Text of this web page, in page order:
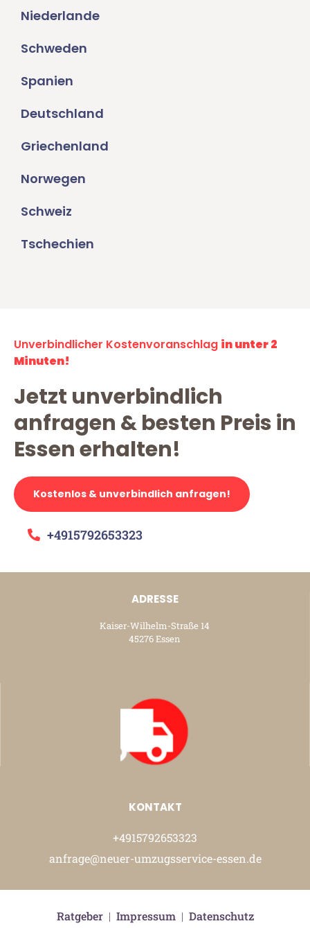
Niederlande
Schweden
Spanien
Deutschland
Griechenland
Norwegen
Schweiz
Tschechien
Unverbindlicher Kostenvoranschlag in unter 2
Minuten!
Jetzt unverbindlich
anfragen & besten Preis in
Essen erhalten!
Kostenlos & unverbindlich anfragen!
+4915792653323
ADRESSE
Kaiser-Wilhelm-Straße 14
45276 Essen
KONTAKT
+4915792653323
anfrage@neuer-umzugsservice-essen.de
Ratgeber| Impressum| Datenschutz